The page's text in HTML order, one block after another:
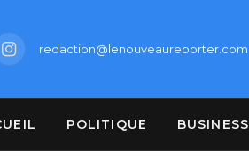
Instagramredaction@lenouveaureporter.com
POLITIQUE BUSINESS